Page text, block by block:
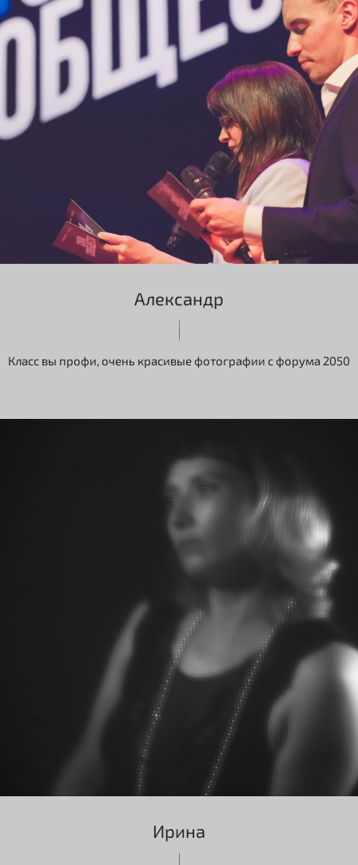
Александр
Класс вы профи, очень красивые фотографии с форума 2050
Ирина